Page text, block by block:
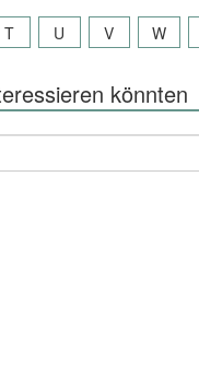
T U V W
könnten